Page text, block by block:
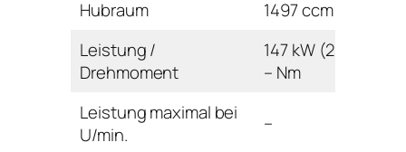
Hubraum
1497 ccm
Leistung /
Drehmoment
147 kW (200 PS) /
– Nm
Leistung maximal bei
U/min.
–